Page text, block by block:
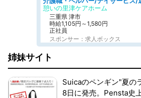
憩いの里津ケアホーム
三重県 津市
時給1,105円～1,580円
正社員
スポンサー：求人ボックス
姉妹サイト
Suicaのペンギン"夏の
8日に発売。Pensta史